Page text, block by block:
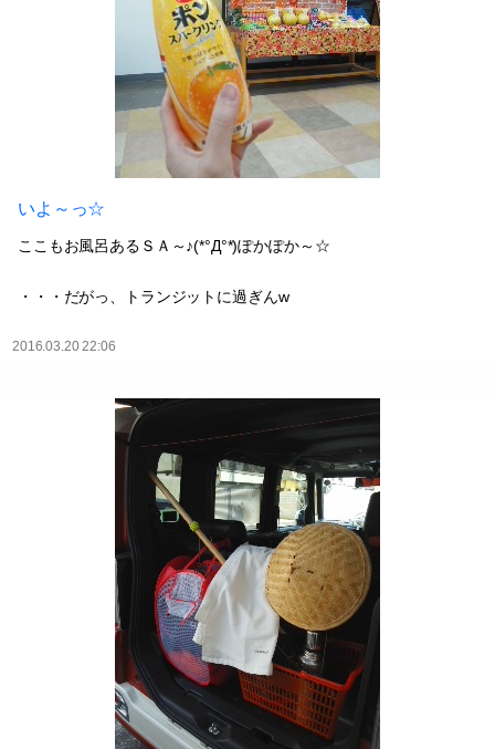
いよ～っ☆
ここもお風呂あるＳＡ～♪(*°Д°*)ぽかぽか～☆
・・・だがっ、トランジットに過ぎんw
2016.03.20 22:06